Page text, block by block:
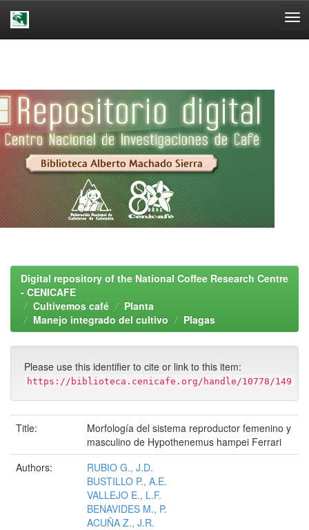
Digital repository of the National Coffee Research Centre
- CENICAFE
Cultivemos café
Planta
Manejo integrado del cultivo
Plagas
Please use this identifier to cite or link to this item:
https://biblioteca.cenicafe.org/handle/10778/149
Title:
Morfología del sistema reproductor femenino y
masculino de Hypothenemus hampei Ferrari
Authors:
RUBIO G., J.D.
BUSTILLO P., A.E.
VALLEJO E., L.F.
BENAVIDES M., P.
ACUÑA Z., J.R.